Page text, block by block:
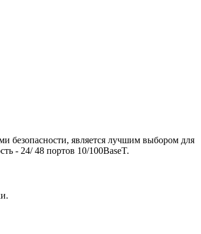
безопасности, является лучшим выбором для
- 24/ 48 портов 10/100BaseT.